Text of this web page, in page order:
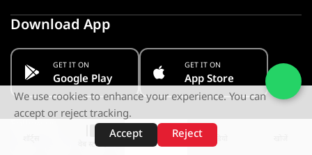
वेब स्टोरीज़
Download App
GET IT ON
Google Play
GET IT ON
App Store
We use cookies to enhance your experience. You can
accept or reject tracking.
Accept
Reject